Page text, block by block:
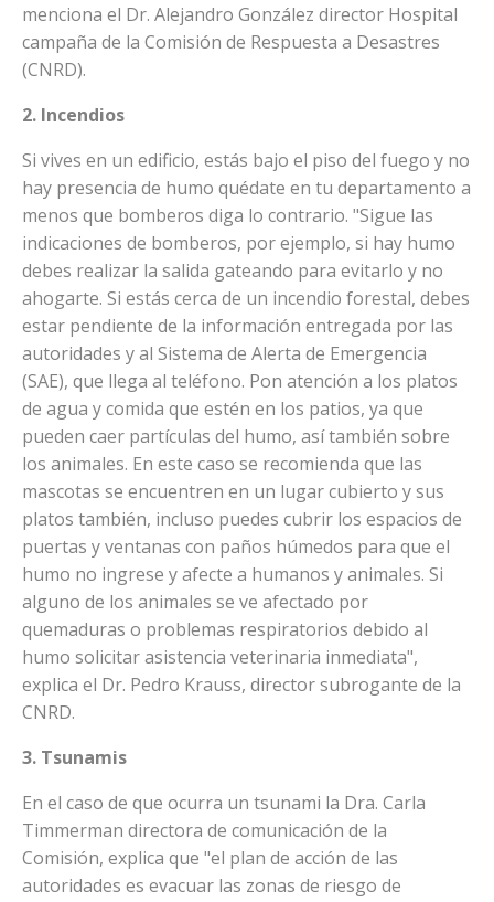
menciona el Dr. Alejandro González director Hospital
campaña de la Comisión de Respuesta a Desastres
(CNRD).
2. Incendios
Si vives en un edificio, estás bajo el piso del fuego y no
hay presencia de humo quédate en tu departamento a
menos que bomberos diga lo contrario. "Sigue las
indicaciones de bomberos, por ejemplo, si hay humo
debes realizar la salida gateando para evitarlo y no
ahogarte. Si estás cerca de un incendio forestal, debes
estar pendiente de la información entregada por las
autoridades y al Sistema de Alerta de Emergencia
(SAE), que llega al teléfono. Pon atención a los platos
de agua y comida que estén en los patios, ya que
pueden caer partículas del humo, así también sobre
los animales. En este caso se recomienda que las
mascotas se encuentren en un lugar cubierto y sus
platos también, incluso puedes cubrir los espacios de
puertas y ventanas con paños húmedos para que el
humo no ingrese y afecte a humanos y animales. Si
alguno de los animales se ve afectado por
quemaduras o problemas respiratorios debido al
humo solicitar asistencia veterinaria inmediata",
explica el Dr. Pedro Krauss, director subrogante de la
CNRD.
3. Tsunamis
En el caso de que ocurra un tsunami la Dra. Carla
Timmerman directora de comunicación de la
Comisión, explica que "el plan de acción de las
autoridades es evacuar las zonas de riesgo de